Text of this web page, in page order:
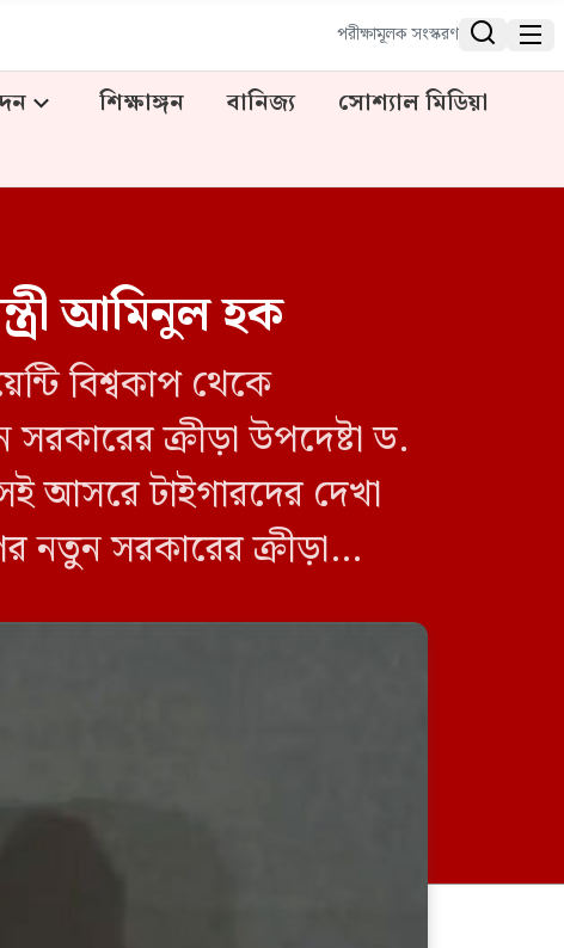
পরীক্ষামূলক সংস্করণ  
শিক্ষাঙ্গন বানিজ্য
সোশ্যাল মিডিয়া
আমিনুল হক
বিশ্বকাপ থেকে
ক্রীড়া উপদেষ্টা ড.
আসরে টাইগারদের দেখা
নতুন সরকারের ক্রীড়া